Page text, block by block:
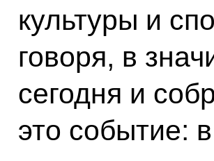
культуры и
говоря, в
сегодня и
это событие: